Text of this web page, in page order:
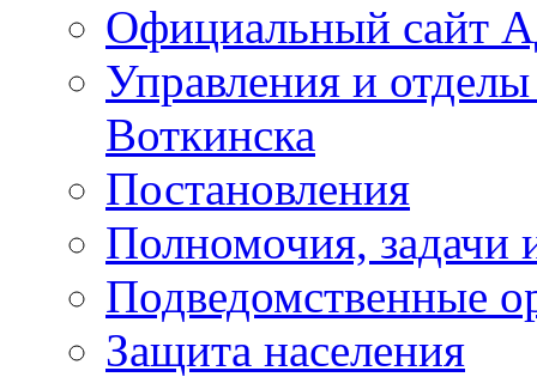
Официальный сайт
Управления и
Воткинска
Постановления
Полномочия, задачи
Подведомственные
Защита населения